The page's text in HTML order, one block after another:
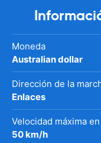
Moneda
Australian dollar
Dirección de la
Enlaces
Velocidad máxima
50 km/h